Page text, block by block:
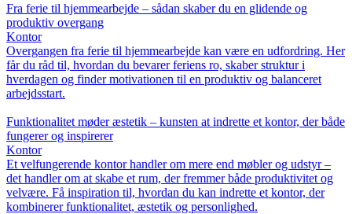
Fra ferie til hjemmearbejde – sådan skaber du en glidende og
produktiv overgang
Kontor
Overgangen fra ferie til hjemmearbejde kan være en udfordring. Her
får du råd til, hvordan du bevarer feriens ro, skaber struktur i
hverdagen og finder motivationen til en produktiv og balanceret
arbejdsstart.
Funktionalitet møder æstetik – kunsten at indrette et kontor, der både
fungerer og inspirerer
Kontor
Et velfungerende kontor handler om mere end møbler og udstyr –
det handler om at skabe et rum, der fremmer både produktivitet og
velvære. Få inspiration til, hvordan du kan indrette et kontor, der
kombinerer funktionalitet, æstetik og personlighed.